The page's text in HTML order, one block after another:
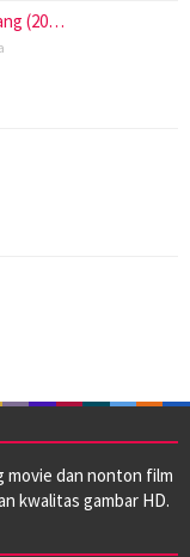
(20…
movie dan nonton film
kwalitas gambar HD.